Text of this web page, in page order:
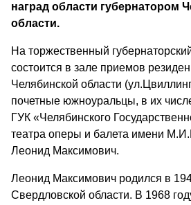
наград области губернатором
области.
На торжественный
состоится в зале приемов
Челябинской области
почетные южноуральцы, в их
ГУК «Челябинского
театра оперы и балета имени
Леонид Максимович.
Леонид Максимович родился в
Свердловской области. В 1968